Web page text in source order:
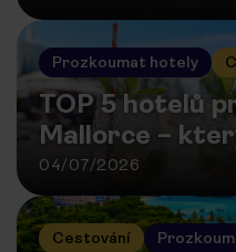
Prozkoumat hotely
TOP 5 hotelů
Mallorce –
04/07/2026
Cestování